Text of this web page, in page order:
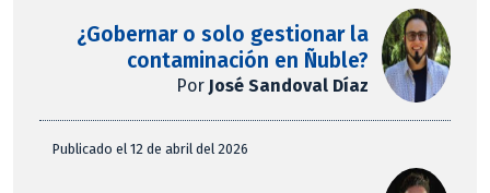
¿Gobernar o solo gestionar la
contaminación en Ñuble?
Por José Sandoval Díaz
Publicado el 12 de abril del 2026